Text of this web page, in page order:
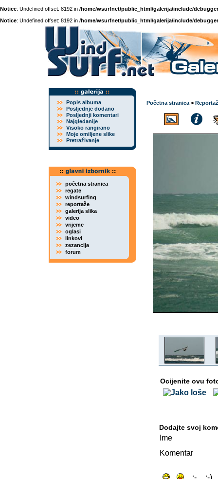
Notice: Undefined offset: 8192 in /home/wsurfnet/public_html/galerija/include/
Notice: Undefined offset: 8192 in /home/wsurfnet/public_html/galerija/include/
Popis albuma
Posljednje dodano
Posljednji komentari
Najgledanije
Visoko rangirano
Moje omiljene slike
Pretraživanje
početna stranica
regate
windsurfing
reportaže
galerija slika
video
vrijeme
oglasi
linkovi
zezancija
forum
Početna stranica >
Ocijenite ovu
Dodajte svoj
Ime
Komentar